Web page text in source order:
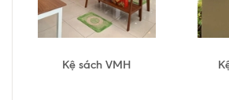
Kệ sách VMH